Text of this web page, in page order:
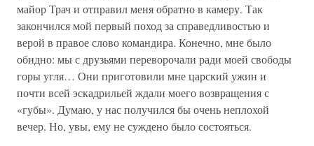
майор Трач и отправил меня обратно в камеру. Так
закончился мой первый поход за справедливостью и
верой в правое слово командира. Конечно, мне было
обидно: мы с друзьями переворочали ради моей свободы
горы угля… Они приготовили мне царский ужин и
почти всей эскадрильей ждали моего возвращения с
«губы». Думаю, у нас получился бы очень неплохой
вечер. Но, увы, ему не суждено было состояться.